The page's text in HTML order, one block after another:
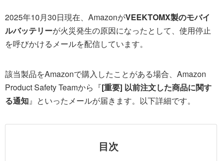
2025年10月30日現在、AmazonがVEEKTOMX製のモバイ
ルバッテリーが火災発生の原因になったとして、使用停止
を呼びかけるメールを配信しています。
該当製品をAmazonで購入したことがある場合、Amazon
Product Safety Teamから『[重要] 以前注文した商品に関す
る通知』といったメールが届きます。以下詳細です。
目次